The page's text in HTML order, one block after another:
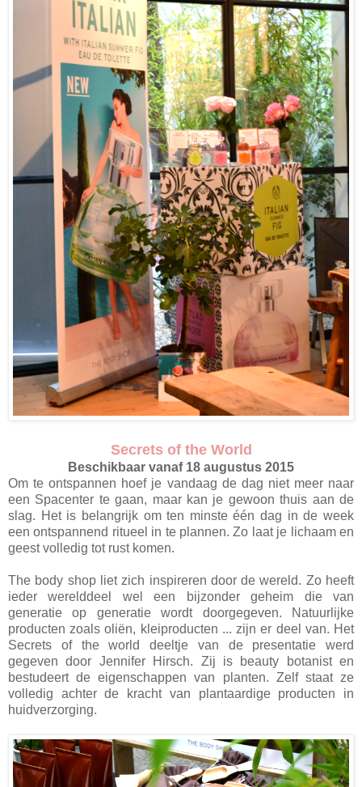
Secrets of the World
Beschikbaar vanaf 18 augustus 2015
Om te ontspannen hoef je vandaag de dag niet meer naar
een Spacenter te gaan, maar kan je gewoon thuis aan de
slag. Het is belangrijk om ten minste één dag in de week
een ontspannend ritueel in te plannen. Zo laat je lichaam en
geest volledig tot rust komen.
The body shop liet zich inspireren door de wereld. Zo heeft
ieder werelddeel wel een bijzonder geheim die van
generatie op generatie wordt doorgegeven. Natuurlijke
producten zoals oliën, kleiproducten ... zijn er deel van. Het
Secrets of the world deeltje van de presentatie werd
gegeven door Jennifer Hirsch. Zij is beauty botanist en
bestudeert de eigenschappen van planten. Zelf staat ze
volledig achter de kracht van plantaardige producten in
huidverzorging.